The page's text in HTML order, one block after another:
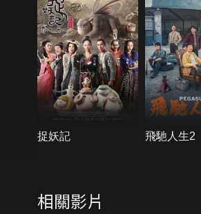
捉妖記 飛馳人生2
相關影片